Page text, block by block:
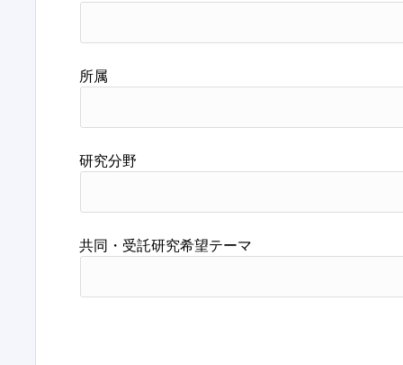
所属
研究分野
共同・受託研究希望テーマ